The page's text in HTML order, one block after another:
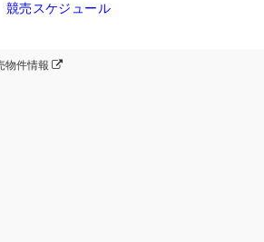
競売スケジュール
物件情報